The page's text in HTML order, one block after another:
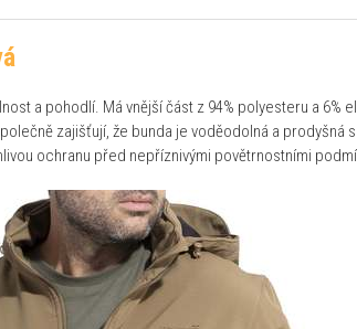
a pohodlí. Má vnější část z 94% polyesteru a 6%
zajišťují, že bunda je voděodolná a prodyšná
ochranu před nepříznivými povětrnostními